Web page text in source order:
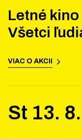
Letné kino
Všetci
VIAC O AKCII
St 13. 8.